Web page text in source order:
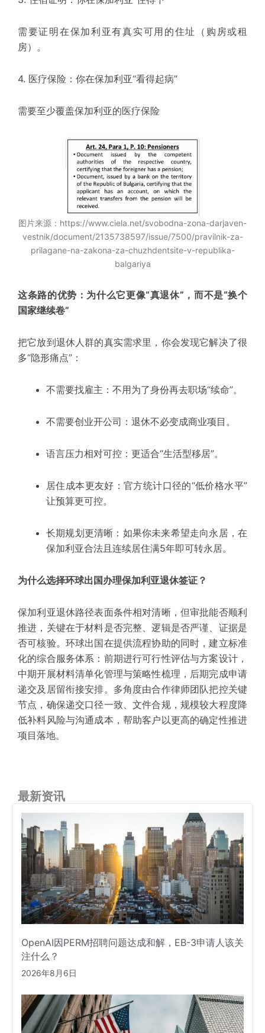
需要证明在保加利亚有真实可用的住址（购房或租
房）。
4. 医疗保险： 你在保加利亚“看得起病”
需要至少覆盖保加利亚的医疗保险
图片来源： https://www.ciela.net/svobodna-zona-darjaven-
vestnik/document/2135738597/issue/7500/pravilnik-za-
prilagane-na-zakona-za-chuzhdentsite-v-republika-
balgariya
这条路的优势：为什么它更像“真退休”，而不是“换个
国家继续卷”
把它放到退休人群的真实需求里，你会发现它解决了很
多“隐形痛点”：
不需要找雇主：不用为了身份再去职场“续命”。
不需要创业开公司：退休不必变成商业项目。
语言压力相对可控：更适合“生活型移居”。
居住成本更友好：官方统计口径的“低价格水平”
让预算更可控。
长期规划更清晰：如果你未来希望走向永居，在
保加利亚合法且连续居住满5年即可转永居。
为什么选择环球出国办理保加利亚退休签证？
保加利亚退休路径表面条件相对清晰，但审批能否顺利
推进，关键在于材料是否完整、逻辑是否严谨、证据是
否可核验。环球出国在提供流程协助的同时，建立标准
化的综合服务体系：前期进行可行性评估与方案设计，
中期开展材料清单化管理与策略性梳理，后期完成申请
递交及居留衔接安排。 多角度由合作律师团队把控关键
节点，确保递交口径一致、文件合规， 规模较大程度降
低补料风险与沟通成本，帮助客户以更高的确定性推进
项目落地。
最新资讯
OpenAI因PERM招聘问题达成和解，EB-3申请人该关
注什么？
2026年8月6日